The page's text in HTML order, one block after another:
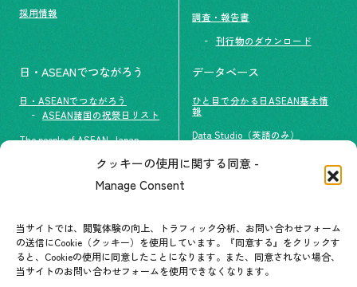
クッキーの使用に関する同意 -
Manage Consent
当サイトでは、閲覧体験の向上、トラフィック分析、お問い合わせフォーム
の送信にCookie（クッキー）を使用しています。『同意する』をクリックす
ると、Cookieの使用に同意したことになります。また、同意されない場合、
当サイトのお問い合わせフォームを使用できなくなります。
採用情報
調査・報告書
刊行物のダウンロード
日・ASEANでつながろう
日・ASEANでつながろう
ASEAN諸国の祝祭日リスト
The people of ASEAN-Japan
グループ訪問の受け入れ
ASEANPEDIA
イベント・お知らせ
データベース
ひと目で分かる日ASEAN基本情
報
Data Studio（英語のみ）
お問い合わせ先一覧